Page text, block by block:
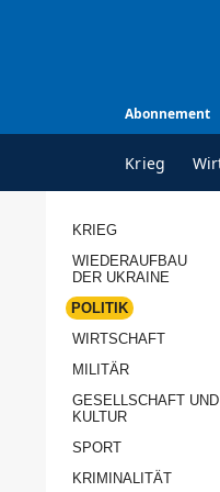
Abonnement
Krieg
ALLE
Politik
Militär
KRIEG
WIEDERAUFBAU
DER UKRAINE
POLITIK
WIRTSCHAFT
MILITÄR
GESELLSCHAFT UND
KULTUR
SPORT
KRIMINALITÄT